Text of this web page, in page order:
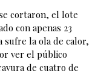
cortaron, el lote
con apenas 23
sufre la ola de calor,
ver el público
de cuatro de